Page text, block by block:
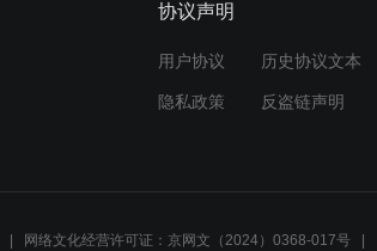
协议声明
用户协议 历史协议文本
隐私政策 反盗链声明
网络文化经营许可证：京网文（2024）0368-017号